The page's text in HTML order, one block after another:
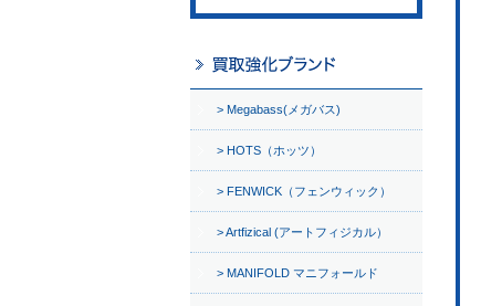
Megabass(メガバス)
HOTS（ホッツ）
FENWICK（フェンウィック）
Artfizical (アートフィジカル）
MANIFOLD マニフォールド